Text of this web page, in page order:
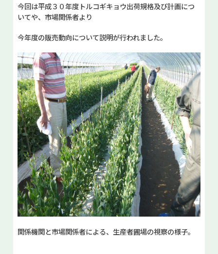
今回は平成３０年度トルコギキョウ出荷規格及び計画につ
いてや、市場関係者より
今年度の販売動向について説明が行われました。
関係機関と市場関係者による、生産者圃場の視察の様子。